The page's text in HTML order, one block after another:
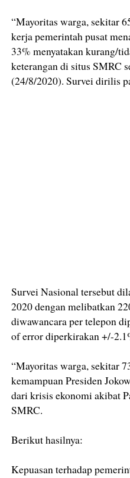
“Mayoritas warga, sekitar
kerja pemerintah pusat
33% menyatakan kurang/
keterangan di situs SMRC
(24/8/2020). Survei dirilis
Survei Nasional tersebut
2020 dengan melibatkan
diwawancara per telepon
of error diperkirakan +/-
“Mayoritas warga, sekitar
kemampuan Presiden
dari krisis ekonomi akibat
SMRC.
Berikut hasilnya:
Kepuasan terhadap